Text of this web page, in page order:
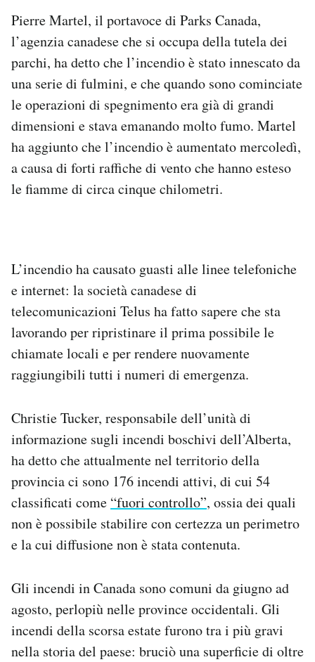
Pierre Martel, il portavoce di Parks Canada,
l’agenzia canadese che si occupa della tutela dei
parchi, ha detto che l’incendio è stato innescato da
una serie di fulmini, e che quando sono cominciate
le operazioni di spegnimento era già di grandi
dimensioni e stava emanando molto fumo. Martel
ha aggiunto che l’incendio è aumentato mercoledì,
a causa di forti raffiche di vento che hanno esteso
le fiamme di circa cinque chilometri.
L’incendio ha causato guasti alle linee telefoniche
e internet: la società canadese di
telecomunicazioni Telus ha fatto sapere che sta
lavorando per ripristinare il prima possibile le
chiamate locali e per rendere nuovamente
raggiungibili tutti i numeri di emergenza.
Christie Tucker, responsabile dell’unità di
informazione sugli incendi boschivi dell’Alberta,
ha detto che attualmente nel territorio della
provincia ci sono 176 incendi attivi, di cui 54
classificati come “fuori controllo”, ossia dei quali
non è possibile stabilire con certezza un perimetro
e la cui diffusione non è stata contenuta.
Gli incendi in Canada sono comuni da giugno ad
agosto, perlopiù nelle province occidentali. Gli
incendi della scorsa estate furono tra i più gravi
nella storia del paese: bruciò una superficie di oltre